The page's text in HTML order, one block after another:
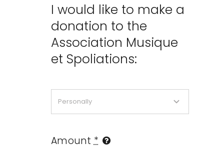
I would like to make a
donation to the
Association Musique
et Spoliations:
Amount*